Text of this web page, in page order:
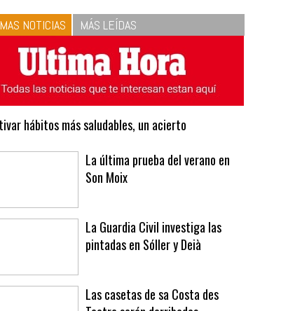
respeta las proporciones.
Recetas de vinagreta
NOTICIAS MÁS LEÍDAS
hábitos más saludables, un acierto
Son Moix
pintadas en Sóller y Deià